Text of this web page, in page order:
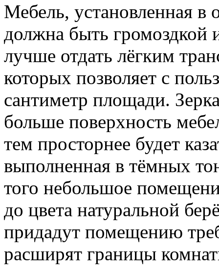
Мебель, установленная в
должна быть громоздкой
лучше отдать лёгким
которых позволяет с
сантиметр площади.
больше поверхность
тем просторнее будет
выполненная в тёмных
того небольшое
до цвета натуральной
придадут помещению
расширят границы